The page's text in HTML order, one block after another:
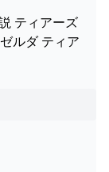
ティアーズ
ルダ ティア